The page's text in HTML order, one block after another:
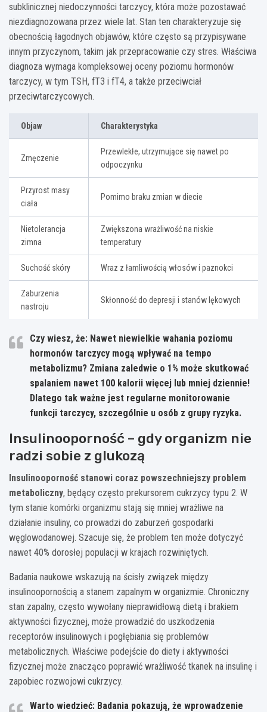
subklinicznej niedoczynności tarczycy, która może pozostawać
niezdiagnozowana przez wiele lat. Stan ten charakteryzuje się
obecnością łagodnych objawów, które często są przypisywane
innym przyczynom, takim jak przepracowanie czy stres. Właściwa
diagnoza wymaga kompleksowej oceny poziomu hormonów
tarczycy, w tym TSH, fT3 i fT4, a także przeciwciał
przeciwtarczycowych.
Objaw Charakterystyka
Zmęczenie
Przewlekłe, utrzymujące się nawet po
odpoczynku
Przyrost masy
ciała
Pomimo braku zmian w diecie
Nietolerancja
zimna
Zwiększona wrażliwość na niskie
temperatury
Suchość skóry Wraz z łamliwością włosów i paznokci
Zaburzenia
nastroju
Skłonność do depresji i stanów lękowych
Czy wiesz, że: Nawet niewielkie wahania poziomu
hormonów tarczycy mogą wpływać na tempo
metabolizmu? Zmiana zaledwie o 1% może skutkować
spalaniem nawet 100 kalorii więcej lub mniej dziennie!
Dlatego tak ważne jest regularne monitorowanie
funkcji tarczycy, szczególnie u osób z grupy ryzyka.
Insulinooporność – gdy organizm nie
radzi sobie z glukozą
Insulinooporność stanowi coraz powszechniejszy problem
metaboliczny, będący często prekursorem cukrzycy typu 2. W
tym stanie komórki organizmu stają się mniej wrażliwe na
działanie insuliny, co prowadzi do zaburzeń gospodarki
węglowodanowej. Szacuje się, że problem ten może dotyczyć
nawet 40% dorosłej populacji w krajach rozwiniętych.
Badania naukowe wskazują na ścisły związek między
insulinoopornością a stanem zapalnym w organizmie. Chroniczny
stan zapalny, często wywołany nieprawidłową dietą i brakiem
aktywności fizycznej, może prowadzić do uszkodzenia
receptorów insulinowych i pogłębiania się problemów
metabolicznych. Właściwe podejście do diety i aktywności
fizycznej może znacząco poprawić wrażliwość tkanek na insulinę i
zapobiec rozwojowi cukrzycy.
Warto wiedzieć: Badania pokazują, że wprowadzenie